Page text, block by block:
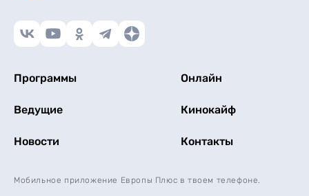
Программы Онлайн
Ведущие Кинокайф
Новости Контакты
Мобильное приложение Европы Плюс в твоем телефоне.